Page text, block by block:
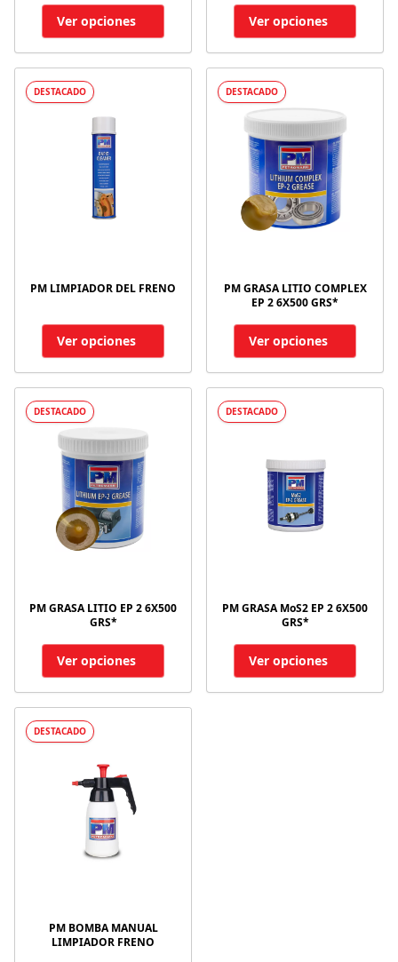
Ver opciones Ver opciones
DESTACADO
PM LIMPIADOR DEL FRENO
Ver opciones
DESTACADO
PM GRASA LITIO COMPLEX
EP 2 6X500 GRS*
Ver opciones
DESTACADO
PM GRASA LITIO EP 2 6X500
GRS*
Ver opciones
DESTACADO
PM GRASA MoS2 EP 2 6X500
GRS*
Ver opciones
DESTACADO
PM BOMBA MANUAL
LIMPIADOR FRENO